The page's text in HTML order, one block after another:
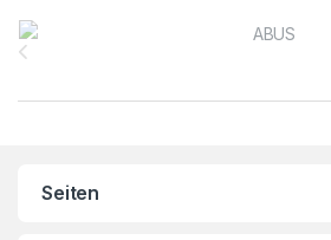
Brands Carousel
Seiten